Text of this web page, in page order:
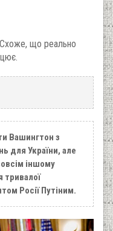
що реально
Вашингтон з
для України, але
іншому
тривалої
Росії Путіним.